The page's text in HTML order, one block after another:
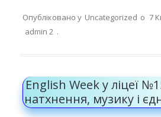
Опубліковано у Uncategorized о 7
admin 2 .
English Week у ліцеї
натхнення, музику і